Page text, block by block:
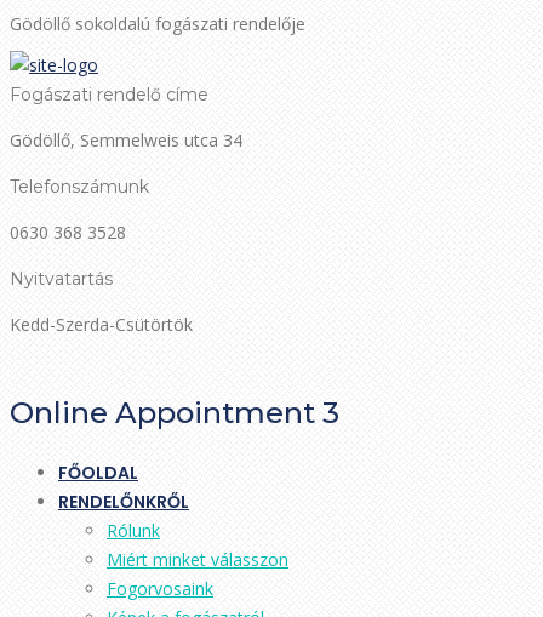
Gödöllő sokoldalú fogászati rendelője
Fogászati rendelő címe
Gödöllő, Semmelweis utca 34
Telefonszámunk
0630 368 3528
Nyitvatartás
Kedd-Szerda-Csütörtök
Online Appointment 3
FŐOLDAL
RENDELŐNKRŐL
Rólunk
Miért minket válasszon
Fogorvosaink